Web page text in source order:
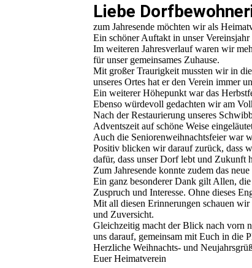
Liebe
zum Jahresende möchten wir als
Ein schöner Auftakt in unser
Im weiteren Jahresverlauf waren wir
für unser gemeinsames Zuhause.
Mit großer Traurigkeit mussten wir in
unseres Ortes hat er den Verein immer
Ein weiterer Höhepunkt war das
Ebenso würdevoll gedachten wir am
Nach der Restaurierung unseres
Adventszeit auf schöne Weise
Auch die Seniorenweihnachtsfeier war
Positiv blicken wir darauf zurück, dass
dafür, dass unser Dorf lebt und Zukunft
Zum Jahresende konnte zudem das
Ein ganz besonderer Dank gilt Allen,
Zuspruch und Interesse. Ohne dieses
Mit all diesen Erinnerungen schauen
und Zuversicht.
Gleichzeitig macht der Blick nach vorn
uns darauf, gemeinsam mit Euch in die
Herzliche Weihnachts- und
Euer Heimatverein